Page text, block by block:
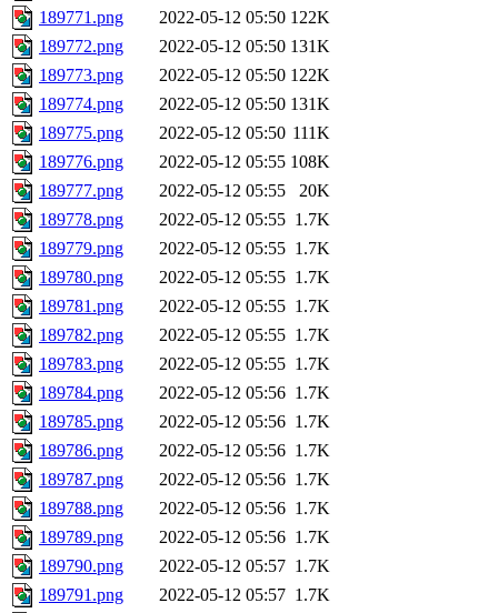
189771.png
2022-05-12 05:50 122K
189772.png
2022-05-12 05:50 131K
189773.png
2022-05-12 05:50 122K
189774.png
2022-05-12 05:50 131K
189775.png
2022-05-12 05:50 111K
189776.png
2022-05-12 05:55 108K
189777.png
2022-05-12 05:55
20K
189778.png
2022-05-12 05:55 1.7K
189779.png
2022-05-12 05:55 1.7K
189780.png
2022-05-12 05:55 1.7K
189781.png
2022-05-12 05:55 1.7K
189782.png
2022-05-12 05:55 1.7K
189783.png
2022-05-12 05:55 1.7K
189784.png
2022-05-12 05:56 1.7K
189785.png
2022-05-12 05:56 1.7K
189786.png
2022-05-12 05:56 1.7K
189787.png
2022-05-12 05:56 1.7K
189788.png
2022-05-12 05:56 1.7K
189789.png
2022-05-12 05:56 1.7K
189790.png
2022-05-12 05:57 1.7K
189791.png
2022-05-12 05:57 1.7K